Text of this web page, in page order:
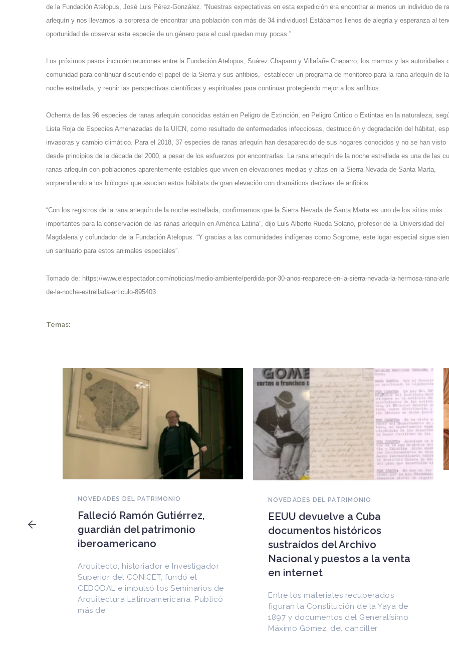
de la Fundación Atelopus, José Luis Pérez-González. “Nuestras expectativas en esta expedición era encontrar al menos un individuo de
arlequín y nos llevamos la sorpresa de encontrar una población con más de 34 individuos! Estábamos llenos de alegría y esperanza al
oportunidad de observar esta especie de un género para el cual quedan muy pocas.”
Los próximos pasos incluirán reuniones entre la Fundación Atelopus, Suárez Chaparro y Villafañe Chaparro, los mamos y las autoridades
comunidad para continuar discutiendo el papel de la Sierra y sus anfibios, establecer un programa de monitoreo para la rana arlequín de la
noche estrellada, y reunir las perspectivas científicas y espirituales para continuar protegiendo mejor a los anfibios.
Ochenta de las 96 especies de ranas arlequín conocidas están en Peligro de Extinción, en Peligro Crítico o Extintas en la naturaleza,
Lista Roja de Especies Amenazadas de la UICN, como resultado de enfermedades infecciosas, destrucción y degradación del hábitat,
invasoras y cambio climático. Para el 2018, 37 especies de ranas arlequín han desaparecido de sus hogares conocidos y no se han visto
desde principios de la década del 2000, a pesar de los esfuerzos por encontrarlas. La rana arlequín de la noche estrellada es una de las
ranas arlequín con poblaciones aparentemente estables que viven en elevaciones medias y altas en la Sierra Nevada de Santa Marta,
sorprendiendo a los biólogos que asocian estos hábitats de gran elevación con dramáticos declives de anfibios.
“Con los registros de la rana arlequín de la noche estrellada, confirmamos que la Sierra Nevada de Santa Marta es uno de los sitios más
importantes para la conservación de las ranas arlequín en América Latina”, dijo Luis Alberto Rueda Solano, profesor de la Universidad del
Magdalena y cofundador de la Fundación Atelopus. “Y gracias a las comunidades indígenas como Sogrome, este lugar especial sigue
un santuario para estos animales especiales”.
Tomado de: https://www.elespectador.com/noticias/medio-ambiente/perdida-por-30-anos-reaparece-en-la-sierra-nevada-la-hermosa-rana-
de-la-noche-estrellada-articulo-895403
Temas:
NOVEDADES DEL PATRIMONIO
Falleció Ramón Gutiérrez,
guardián del patrimonio
iberoamericano
Arquitecto, historiador e Investigador
Superior del CONICET, fundó el
CEDODAL e impulsó los Seminarios de
Arquitectura Latinoamericana. Publicó
más de
NOVEDADES DEL PATRIMONIO
EEUU devuelve a Cuba
documentos históricos
sustraídos del Archivo
Nacional y puestos a la venta
en internet
Entre los materiales recuperados
figuran la Constitución de la Yaya de
1897 y documentos del Generalísimo
Máximo Gómez, del canciller